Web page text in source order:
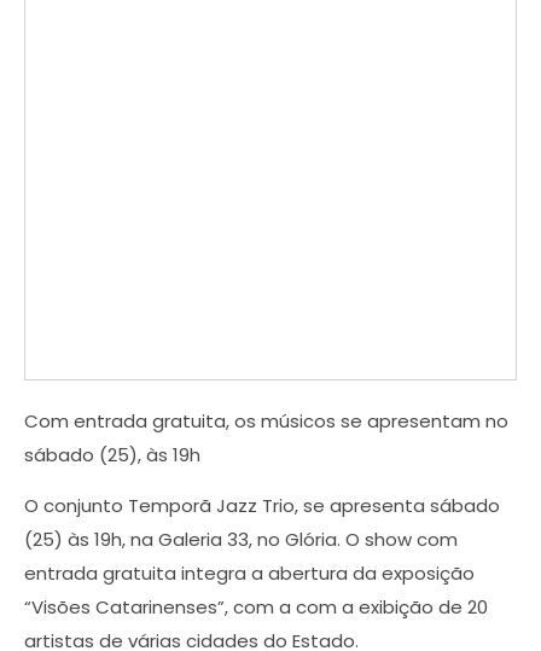
Com entrada gratuita, os músicos se apresentam no
sábado (25), às 19h
O conjunto Temporã Jazz Trio, se apresenta sábado
(25) às 19h, na Galeria 33, no Glória. O show com
entrada gratuita integra a abertura da exposição
“Visões Catarinenses”, com a com a exibição de 20
artistas de várias cidades do Estado.